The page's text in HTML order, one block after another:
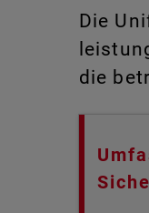
Die
die